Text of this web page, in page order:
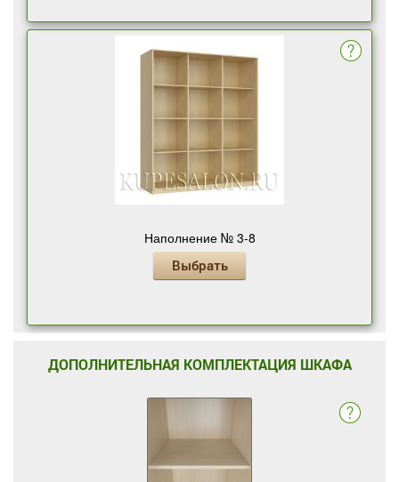
Наполнение № 3-8
Выбрать
ДОПОЛНИТЕЛЬНАЯ КОМПЛЕКТАЦИЯ ШКАФА